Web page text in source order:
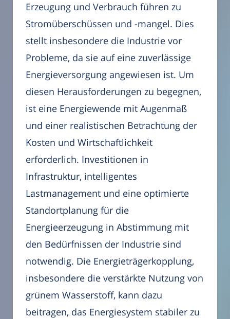
Erzeugung und Verbrauch führen zu
Stromüberschüssen und -mangel. Dies
stellt insbesondere die Industrie vor
Probleme, da sie auf eine zuverlässige
Energieversorgung angewiesen ist. Um
diesen Herausforderungen zu begegnen,
ist eine Energiewende mit Augenmaß
und einer realistischen Betrachtung der
Kosten und Wirtschaftlichkeit
erforderlich. Investitionen in
Infrastruktur, intelligentes
Lastmanagement und eine optimierte
Standortplanung für die
Energieerzeugung in Abstimmung mit
den Bedürfnissen der Industrie sind
notwendig. Die Energieträgerkopplung,
insbesondere die verstärkte Nutzung von
grünem Wasserstoff, kann dazu
beitragen, das Energiesystem stabiler zu